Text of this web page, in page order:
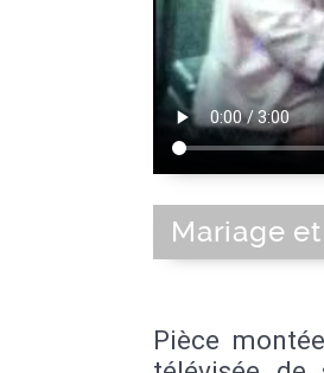
Mariage
Pièce